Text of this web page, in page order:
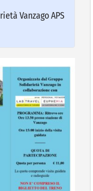
Vanzago APS